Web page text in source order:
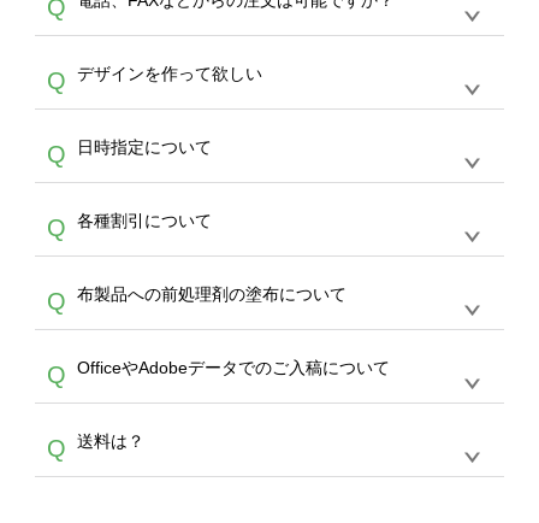
は、サポートが担当するエコバッグコンシェル
やタンブラーコンシェルをご利用ください。製
作する数量が多ければ多いほど、オンデマンド
サービスよりも低価格で製作することが可能で
す。
ドできるデータ形式は、JPG / PNG / AI / PSD /
PDF 形式になります。データの最大サイズ
写真などもアップロード可能です。使用できな
い画像はエラーになります。（※ Illustratorか
らの直接入稿には対応していません。AIで保存
し、デザインツールからアップロードして下さ
い）
Q
A
文のみ受け付けております。30個以上のご製
作をお考えの方は、サポートが担当するエコバ
スをご利用頂ければ、電話やFAX、メールなど
でご注文が可能です。
Q デザインを作って欲しい
A
を作って欲しい。などの場合は、製作数量が
30個以上であれば、サポート担当が、デザイ
バッグコンシェル
サー
ビスをご利用ください。(※ 30個以下の場合
は、デザインツールをご利用ください)
Q 日時指定について
A
ん。発送後18時以降に配送業者・伝票番号を
メールでお知らせいたしますので、直接配送業
者にご連絡いただき調整をお願い致します。
Q 各種割引について
A
カート内で自動的に割引(最大50%)が適用され
ます。 【付与ポイント】購入金額の1％が1ポ
イントとして付与され、次回ご注文時に1ポイ
ント＝1円としてお使いいただけます。ポイン
トは発送完了の翌日に付与され、次回ご注文時
からご利用頂けます。ポイントの有効期限は一
年間です。【会員ランク】過去10カ月のご注
文回数により会員ランク割引(最大5%)が適用
Q 布製品への前処理剤の塗布について
A
意点（前処理剤）】カラー生地（Tシャツのホ
ワイト、トートバッグのナチュラル、ホワイト
といって、プリントを定着させるための処理剤
を塗布しており、短納期・低価格で商品をお届
Q OfficeやAdobeデータでのご入稿について
A
ません。いずれのデータも該当デザインのみ画
像(JPEG,PNG,GIF,PDF)に変換、またはAdobe
Q 送料は？